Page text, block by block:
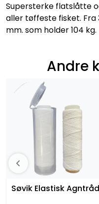
Supersterke flatslåtte
aller tøffeste fisket. Fra
mm. som holder 104 kg.
Andre
Søvik Elastisk Agntråd